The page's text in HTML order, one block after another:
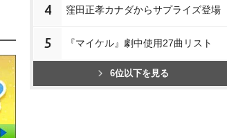
4 窪田正孝カナダからサプライズ登場
5 『マイケル』劇中使用27曲リスト
6位以下を見る